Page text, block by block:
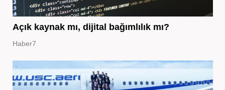
Açık kaynak mı, dijital bağımlılık mı?
Haber7